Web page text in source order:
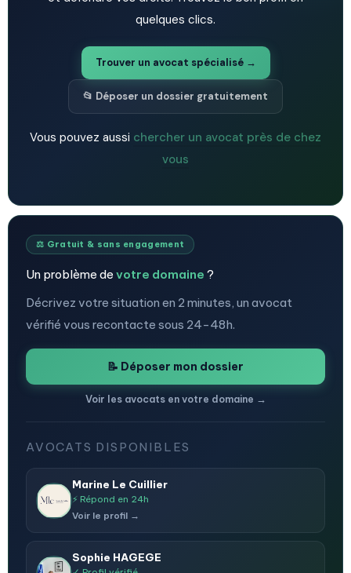
quelques clics.
Trouver un avocat spécialisé →
📂 Déposer un dossier gratuitement
Vous pouvez aussi chercher un avocat près de chez
vous
⚖️ Gratuit & sans engagement
Un problème de votre domaine ?
Décrivez votre situation en 2 minutes, un avocat
vérifié vous recontacte sous 24-48h.
📝 Déposer mon dossier
Voir les avocats en votre domaine →
AVOCATS DISPONIBLES
Marine Le Cuillier
⚡ Répond en 24h
Voir le profil →
Sophie HAGEGE